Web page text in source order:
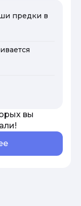
предки в
вы